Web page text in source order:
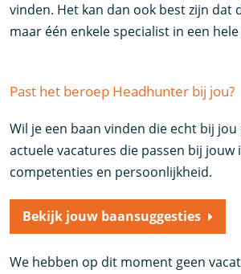
vinden. Het kan dan ook best zijn dat
maar één enkele specialist in een
Past het beroep Headhunter bij jou?
Wil je een baan vinden die echt bij jou
actuele vacatures die passen bij jouw
competenties en persoonlijkheid.
Bekijk jouw baansuggesties
We hebben op dit moment geen